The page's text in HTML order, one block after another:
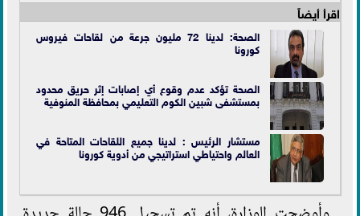
اقرأ أيضاً
الصحة: لدينا 72 مليون جرعة من لقاحات فيروس
كورونا
الصحة تؤكد عدم وقوع أي إصابات إثر حريق محدود
بمستشفى شبين الكوم التعليمي بمحافظة المنوفية
مستشار الرئيس : لدينا جميع اللقاحات المتاحة في
العالم واحتياطي استراتيجي من أدوية كورونا